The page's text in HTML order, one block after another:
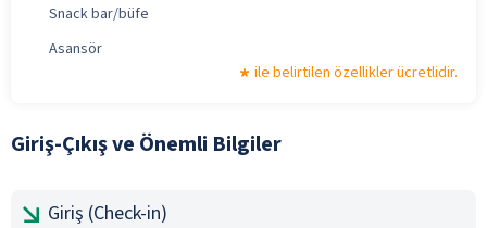
Snack bar/büfe
Asansör
ile belirtilen özellikler ücretlidir.
Giriş-Çıkış ve Önemli Bilgiler
Giriş (Check-in)